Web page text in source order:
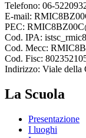
Telefono: 06-
E-mail:
PEC:
Cod. IPA:
Cod. Mecc:
Cod. Fisc:
Indirizzo: Viale della
La Scuola
Presentazione
I luoghi